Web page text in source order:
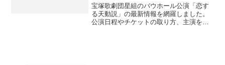
宝塚歌劇団星組のバウホール公演「恋す
る天動説」の最新情報を網羅しました。
公演日程やチケットの取り方、主演を務